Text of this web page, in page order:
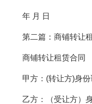
年 月 日
第二篇：商铺转让
商铺转让租赁合同
甲方：(转让方)身份
乙方：（受让方）